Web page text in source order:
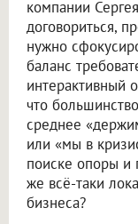
компании
договориться,
нужно
баланс
интерактивный
что
среднее
или «мы в
поиске опоры и
же всё-таки
бизнеса?